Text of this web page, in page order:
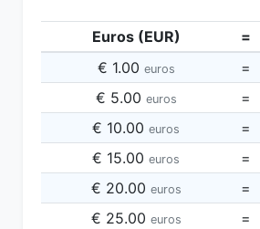
Euros (EUR) =
€ 1.00 euros =
€ 5.00 euros =
€ 10.00 euros =
€ 15.00 euros =
€ 20.00 euros =
€ 25.00 euros =